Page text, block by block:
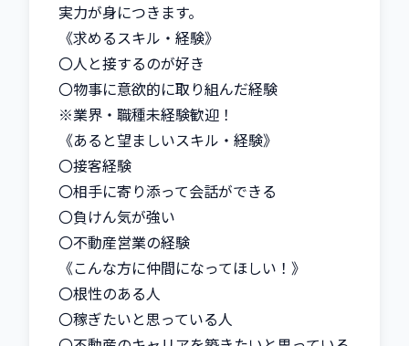
実力が身につきます。
《求めるスキル・経験》
〇人と接するのが好き
〇物事に意欲的に取り組んだ経験
※業界・職種未経験歓迎！
《あると望ましいスキル・経験》
〇接客経験
〇相手に寄り添って会話ができる
〇負けん気が強い
〇不動産営業の経験
《こんな方に仲間になってほしい！》
〇根性のある人
〇稼ぎたいと思っている人